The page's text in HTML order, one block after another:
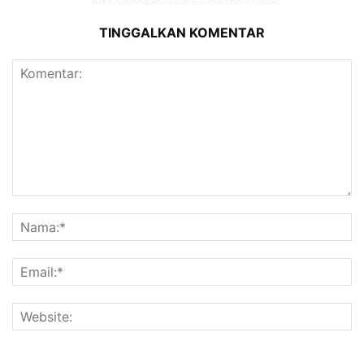
TINGGALKAN KOMENTAR